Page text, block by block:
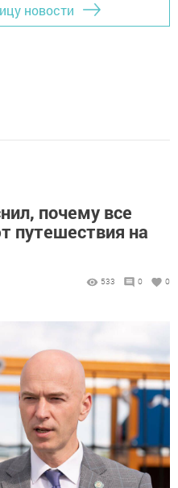
новости
почему все
путешествия на
533 0 0